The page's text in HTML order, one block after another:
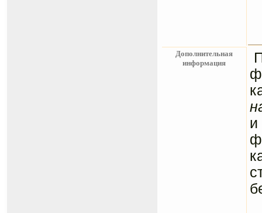
Дополнительная
информация
и